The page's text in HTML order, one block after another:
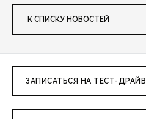
К СПИСКУ НОВОСТЕЙ
ЗАПИСАТЬСЯ НА ТЕСТ-ДРАЙВ